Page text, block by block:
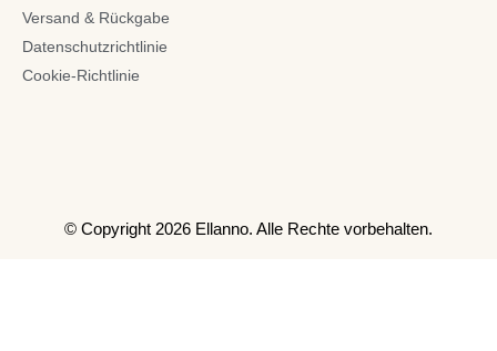
Versand & Rückgabe
Datenschutzrichtlinie
Cookie-Richtlinie
© Copyright 2026 Ellanno. Alle Rechte vorbehalten.